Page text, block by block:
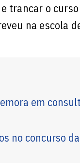
trancar o
na escola
em
no concurso